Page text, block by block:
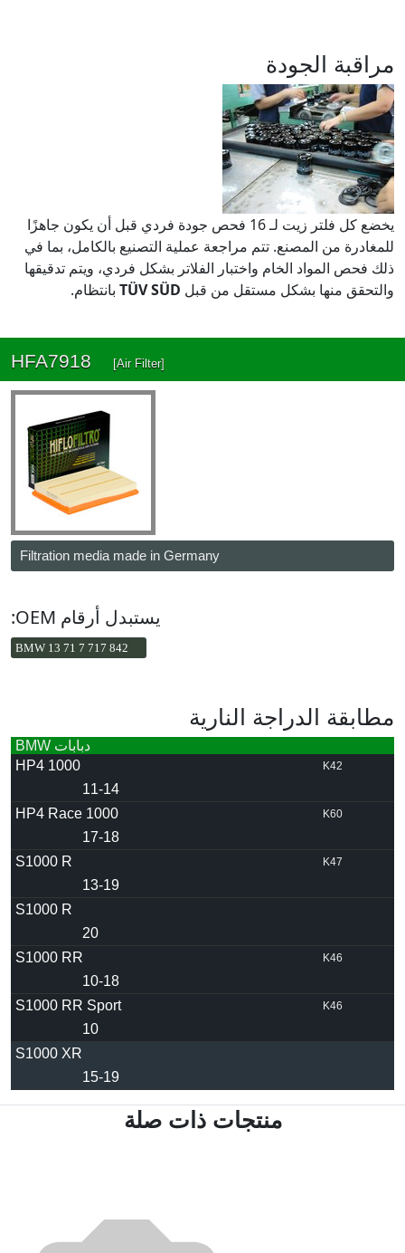
مراقبة الجودة
يخضع كل فلتر زيت لـ 16 فحص جودة فردي قبل أن يكون جاهزًا
للمغادرة من المصنع. تتم مراجعة عملية التصنيع بالكامل، بما في
ذلك فحص المواد الخام واختبار الفلاتر بشكل فردي، ويتم تدقيقها
والتحقق منها بشكل مستقل من قبل TÜV SÜD بانتظام.
HFA7918 [Air Filter]
Filtration media made in Germany
يستبدل أرقام OEM:
BMW 13 71 7 717 842
مطابقة الدراجة النارية
دبابات BMW
1000 HP4
K42
11-14
1000 HP4 Race
K60
17-18
S1000 R
K47
13-19
S1000 R
20
S1000 RR
K46
10-18
S1000 RR Sport
K46
10
S1000 XR
15-19
منتجات ذات صلة